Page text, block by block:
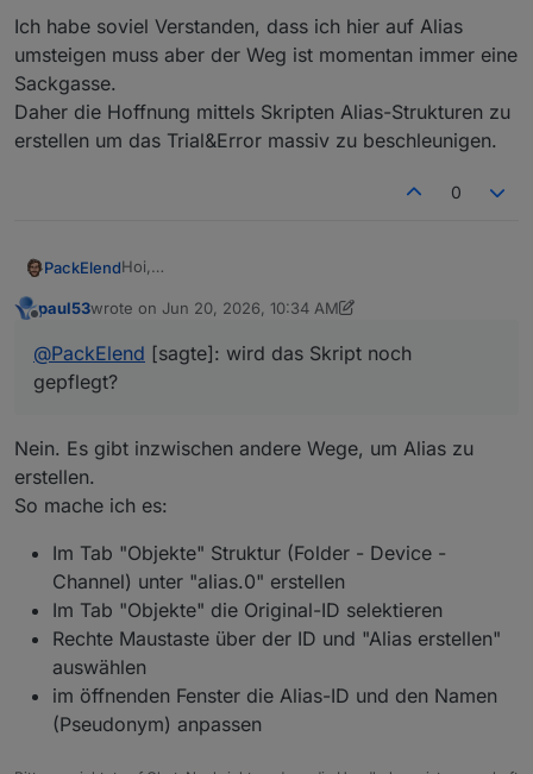
Ich habe soviel Verstanden, dass ich hier auf Alias
umsteigen muss aber der Weg ist momentan immer eine
Sackgasse.
Daher die Hoffnung mittels Skripten Alias-Strukturen zu
erstellen um das Trial&Error massiv zu beschleunigen.
0
PackElendHoi,
Ich mochte vom HA auf iobroker umsteigen, da es
und auch der Aufbau von Automationen näher an
Ich bin beindruckt von den letzten Anpassungen bei
Ersteinreichtung wie bei HA, beispielsweise:
ergibt nur Murcks: ´
Ich habe soviel Verstanden, dass ich hier auf Alias
Strukturen zu erstellen um das Trial&Error massiv zu
paul53wrote on Jun 20, 2026, 10:34 AM
last edited by paul53Jun 20, 2026, 1:02 PM
@PackElend [sagte]: wird das Skript noch
gepflegt?
Nein. Es gibt inzwischen andere Wege, um Alias zu
erstellen.
So mache ich es:
Im Tab "Objekte" Struktur (Folder - Device -
Channel) unter "alias.0" erstellen
Im Tab "Objekte" die Original-ID selektieren
Rechte Maustaste über der ID und "Alias erstellen"
auswählen
im öffnenden Fenster die Alias-ID und den Namen
(Pseudonym) anpassen